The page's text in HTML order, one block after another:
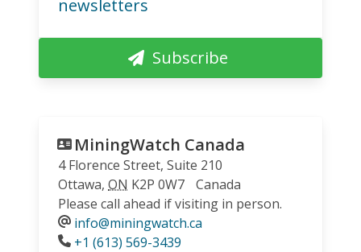
newsletters
Subscribe
MiningWatch Canada
4 Florence Street, Suite 210
Ottawa, ON K2P 0W7
Canada
Please call ahead if visiting in person.
info@miningwatch.ca
Phone
+1 (613) 569-3439